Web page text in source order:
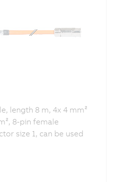
length 8 m, 4x 4 mm²
8-pin female
size 1, can be used